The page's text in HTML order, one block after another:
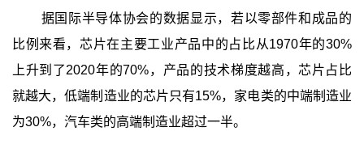
据国际半导体协会的数据显示，若以零部件和成品的
比例来看，芯片在主要工业产品中的占比从1970年的30%
上升到了2020年的70%，产品的技术梯度越高，芯片占比
就越大，低端制造业的芯片只有15%，家电类的中端制造业
为30%，汽车类的高端制造业超过一半。